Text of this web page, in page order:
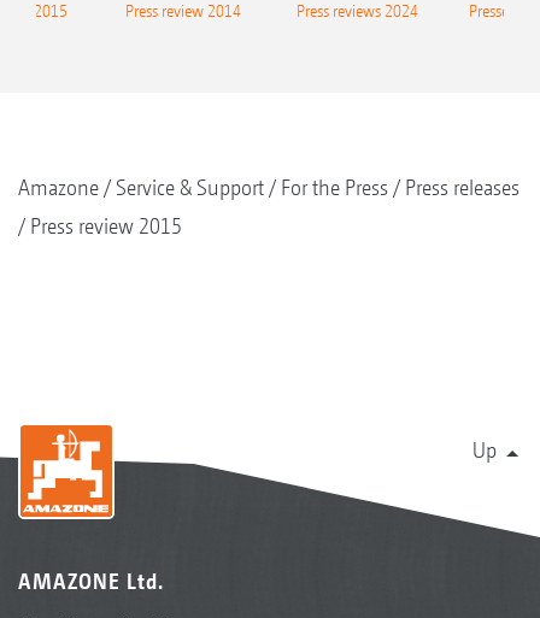
2015 Press review 2014 Press reviews 2024 Presse-
Amazone Service & Support For the Press
Press releases
Press review 2015
Up
AMAZONE Ltd.